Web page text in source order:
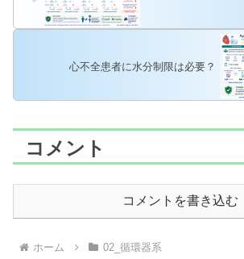
心不全患者に水分制限は必要？
コメント
コメントを書き込む
ホーム 02_循環器系